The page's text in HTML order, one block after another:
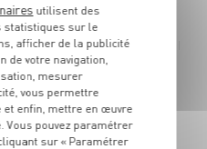
g - Soit 23€96 le kg
utilisent des
statistiques sur le
afficher de la publicité
de votre navigation,
mesurer
vous permettre
et enfin, mettre en œuvre
Vous pouvez paramétrer
sur « Paramétrer